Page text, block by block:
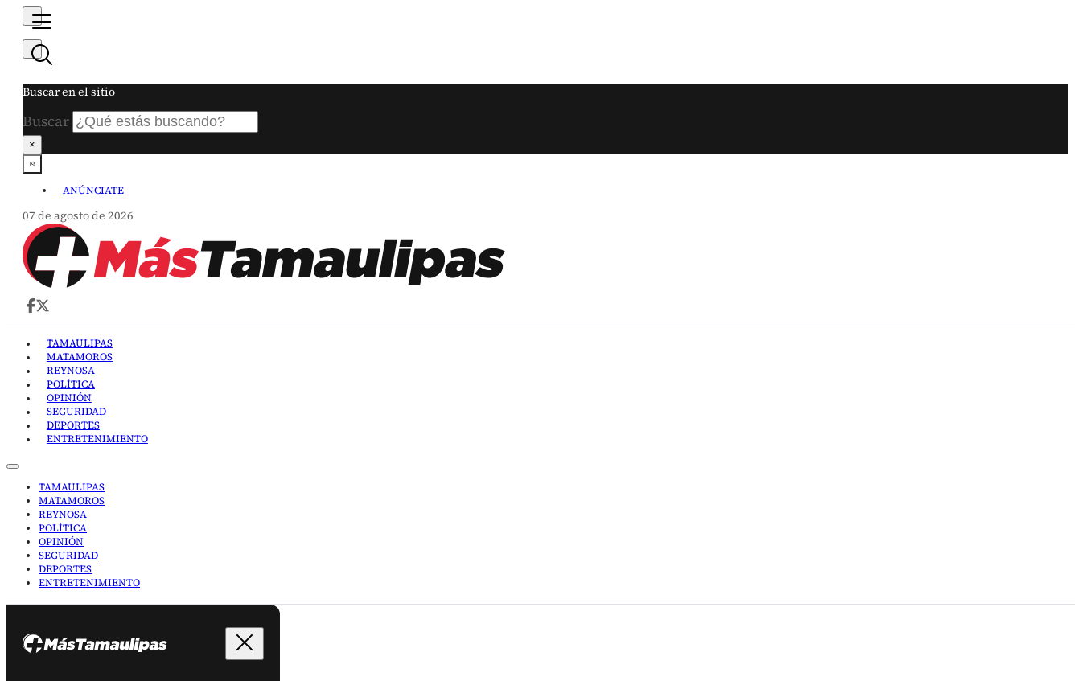
Buscar en el sitio
Buscar
×
ANÚNCIATE
07 de agosto de 2026
TAMAULIPAS
MATAMOROS
REYNOSA
POLÍTICA
OPINIÓN
SEGURIDAD
DEPORTES
ENTRETENIMIENTO
TAMAULIPAS
MATAMOROS
REYNOSA
POLÍTICA
OPINIÓN
SEGURIDAD
DEPORTES
ENTRETENIMIENTO